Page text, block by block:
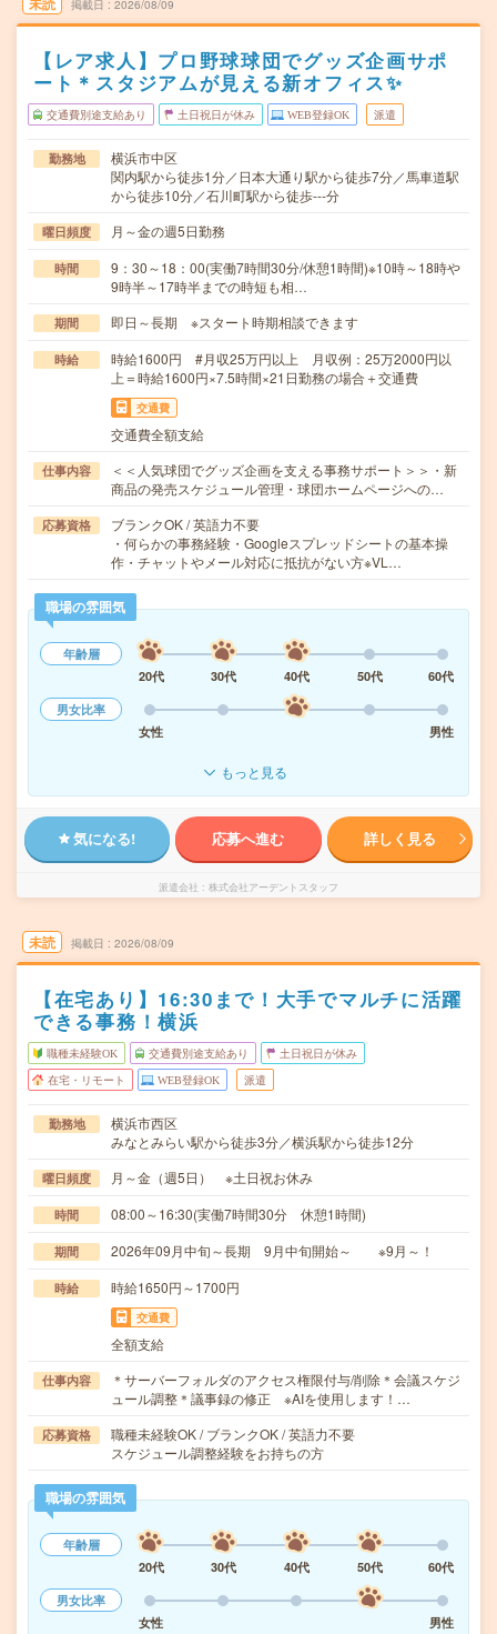
掲載日 2026/08/09
【レア求人】プロ野球球団でグッズ企画サポ
ート＊スタジアムが見える新オフィス✨
交通費別途支給あり 土日祝日が休み WEB登録OK 派遣
勤務地
横浜市中区
関内駅から徒歩1分／日本大通り駅から徒歩7分／馬車道駅
から徒歩10分／石川町駅から徒歩---分
曜日頻度 月～金の週5日勤務
時間
9：30～18：00(実働7時間30分/休憩1時間)※10時～18時や
9時半～17時半までの時短も相…
期間 即日～長期 ※スタート時期相談できます
時給
時給1600円 #月収25万円以上 月収例：25万2000円以
上＝時給1600円×7.5時間×21日勤務の場合＋交通費
交通費
交通費全額支給
仕事内容
＜＜人気球団でグッズ企画を支える事務サポート＞＞・新
商品の発売スケジュール管理・球団ホームページへの…
応募資格
ブランクOK / 英語力不要
・何らかの事務経験・Googleスプレッドシートの基本操
作・チャットやメール対応に抵抗がない方※VL…
職場の雰囲気
年齢層
20代
30代 40代 50代
60代
男女比率
女性
男性
もっと見る
気になる! 応募へ進む 詳しく見る
派遣会社 株式会社アーデントスタッフ
未読 掲載日 2026/08/09
【在宅あり】16:30まで！大手でマルチに活躍
できる事務！横浜
職種未経験OK 交通費別途支給あり 土日祝日が休み
在宅・リモート WEB登録OK 派遣
勤務地
横浜市西区
みなとみらい駅から徒歩3分／横浜駅から徒歩12分
曜日頻度 月～金（週5日） ※土日祝お休み
時間 08:00～16:30(実働7時間30分 休憩1時間)
期間 2026年09月中旬～長期 9月中旬開始～ ※9月～！
時給 時給1650円～1700円
交通費
全額支給
仕事内容
＊サーバーフォルダのアクセス権限付与/削除＊会議スケジ
ュール調整＊議事録の修正 ※AIを使用します！…
応募資格
職種未経験OK / ブランクOK / 英語力不要
スケジュール調整経験をお持ちの方
職場の雰囲気
年齢層
20代
30代 40代 50代
60代
男女比率
女性
男性